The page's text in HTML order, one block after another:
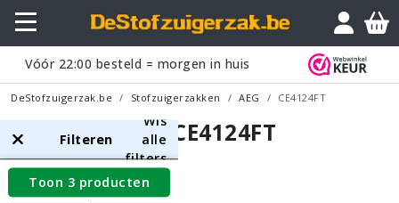
Vóór 22:00 besteld = morgen in huis
DeStofzuigerzak.be Stofzuigerzakken AEG CE4124FT
AEG CE4124FT
Filters
Filteren
Wis
alle
filters
Toon 3 producten